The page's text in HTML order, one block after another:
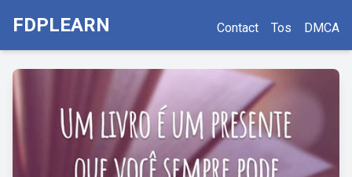
FDPLEARN Contact Tos DMCA